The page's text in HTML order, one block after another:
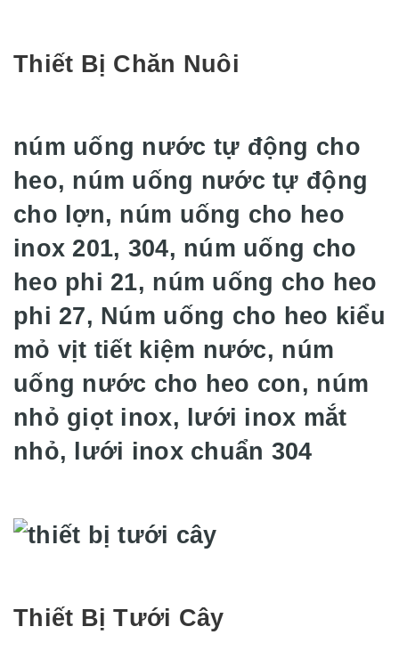
Thiết Bị Chăn Nuôi
núm uống nước tự động cho
heo, núm uống nước tự động
cho lợn, núm uống cho heo
inox 201, 304, núm uống cho
heo phi 21, núm uống cho heo
phi 27, Núm uống cho heo kiểu
mỏ vịt tiết kiệm nước, núm
uống nước cho heo con, núm
nhỏ giọt inox, lưới inox mắt
nhỏ, lưới inox chuẩn 304
Thiết Bị Tưới Cây